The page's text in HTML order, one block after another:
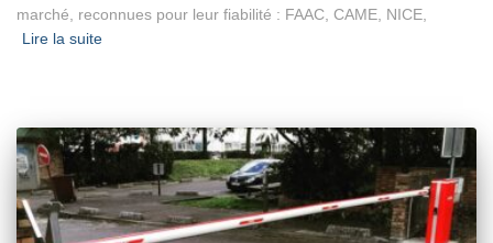
marché, reconnues pour leur fiabilité : FAAC, CAME, NICE,
Lire la suite